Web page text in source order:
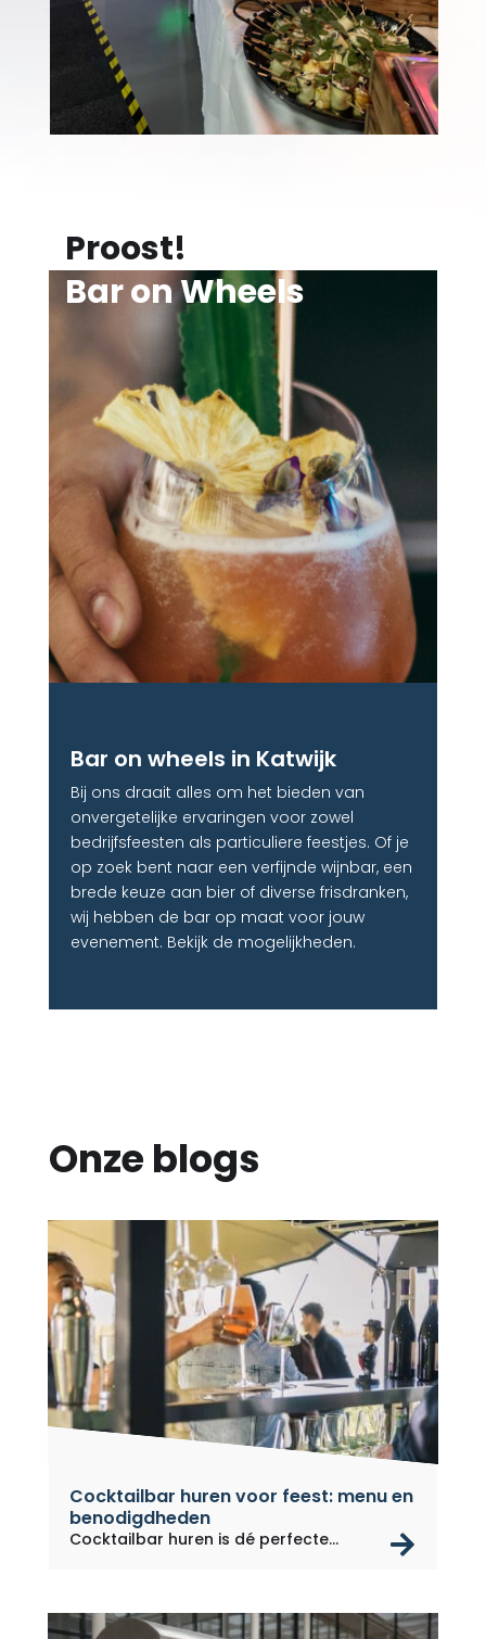
Proost!
Bar on Wheels
Bar on wheels in Katwijk
Bij ons draait alles om het bieden van
onvergetelijke ervaringen voor zowel
bedrijfsfeesten als particuliere feestjes. Of je
op zoek bent naar een verfijnde wijnbar, een
brede keuze aan bier of diverse frisdranken,
wij hebben de bar op maat voor jouw
evenement. Bekijk de mogelijkheden.
Onze blogs
Cocktailbar huren voor feest: menu en
benodigdheden
Cocktailbar huren is dé perfecte...